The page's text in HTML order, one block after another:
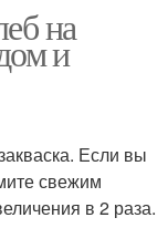
на
и
Если вы
свежим
в 2 раза.